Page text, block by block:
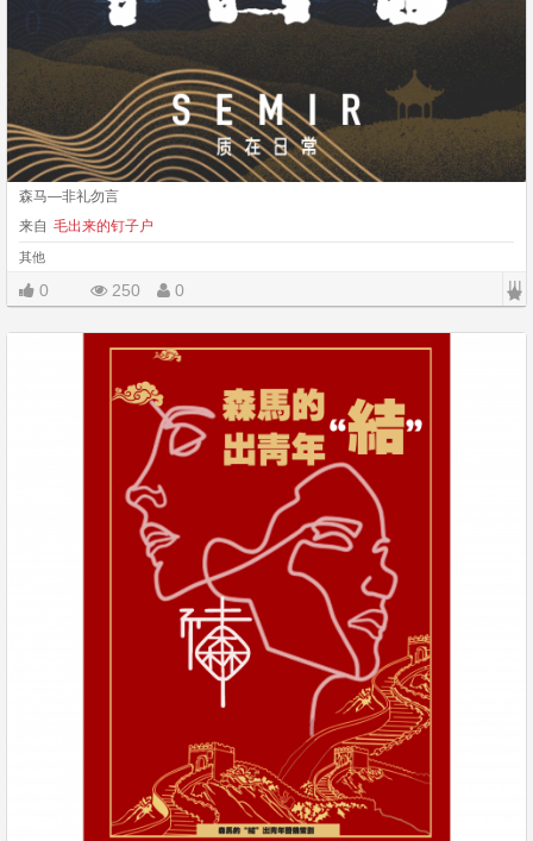
森马—非礼勿言
来自 毛出来的钉子户
其他
0 250 0 |||